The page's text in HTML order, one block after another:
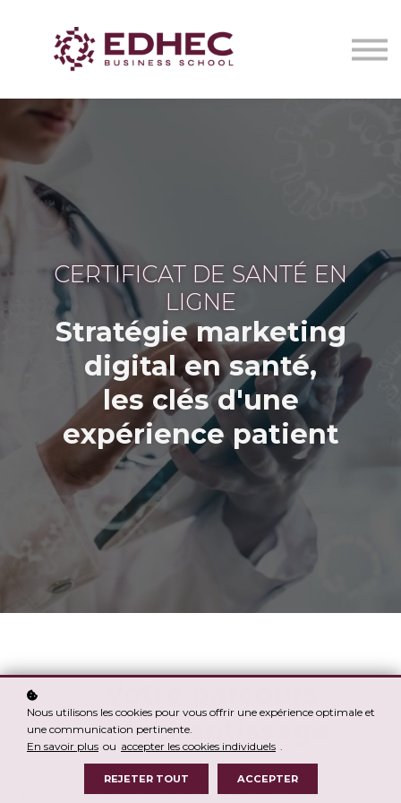
IA EN ONCOLOGIE STRATEGY LAB
NOUS CONTACTER
CERTIFICAT DE SANTÉ EN
LIGNE
Stratégie marketing
digital en santé,
les clés d'une
expérience patient
d'apprentissage
Boostez votre carrière dans le secteur de la santé avec notre
formation en marketing digital ! Maîtrisez les stratégies
Nous utilisons les cookies pour vous offrir une expérience optimale et
une communication pertinente.
En savoir plus ou accepter les cookies individuels .
REJETER TOUT ACCEPTER